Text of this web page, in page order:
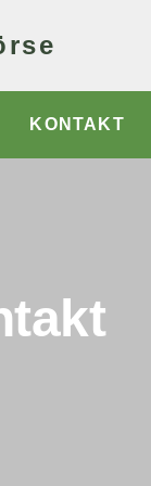
KONTAKT